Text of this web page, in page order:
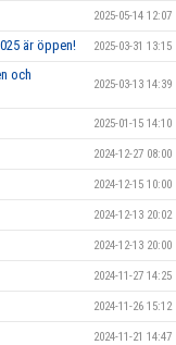
2025-05-14 12:07
är öppen! 2025-03-31 13:15
och
2025-03-13 14:39
2025-01-15 14:10
2024-12-27 08:00
2024-12-15 10:00
2024-12-13 20:02
2024-12-13 20:00
2024-11-27 14:25
2024-11-26 15:12
2024-11-21 14:47